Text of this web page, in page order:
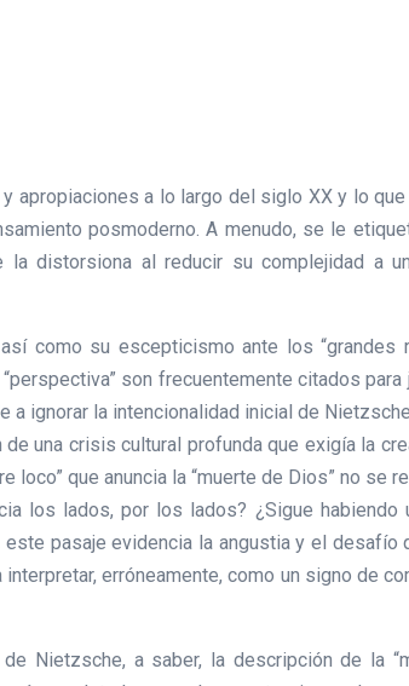
a lo largo del siglo XX y lo que
posmoderno. A menudo, se le
distorsiona al reducir su complejidad a
como su escepticismo ante los “grandes
son frecuentemente citados
ignorar la intencionalidad inicial de
una crisis cultural profunda que exigía la
que anuncia la “muerte de Dios” no se
los lados, por los lados? ¿Sigue habiendo
pasaje evidencia la angustia y el desafío
erróneamente, como un signo de
Nietzsche, a saber, la descripción de la